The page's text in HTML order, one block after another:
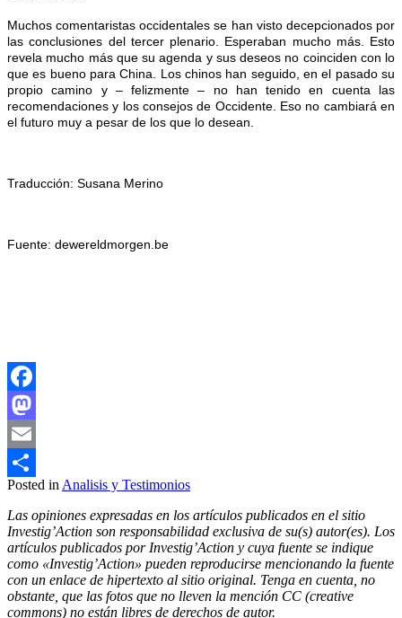
Muchos comentaristas occidentales se han visto decepcionados por
las conclusiones del tercer plenario. Esperaban mucho más. Esto
revela mucho más que su agenda y sus deseos no coinciden con lo
que es bueno para China. Los chinos han seguido, en el pasado su
propio camino y – felizmente – no han tenido en cuenta las
recomendaciones y los consejos de Occidente. Eso no cambiará en
el futuro muy a pesar de los que lo desean.
Traducción: Susana Merino
Fuente: dewereldmorgen.be
Facebook
Mastodon
Email
Compartir
Posted in Analisis y Testimonios
Las opiniones expresadas en los artículos publicados en el sitio
Investig’Action son responsabilidad exclusiva de su(s) autor(es). Los
artículos publicados por Investig’Action y cuya fuente se indique
como «Investig’Action» pueden reproducirse mencionando la fuente
con un enlace de hipertexto al sitio original. Tenga en cuenta, no
obstante, que las fotos que no lleven la mención CC (creative
commons) no están libres de derechos de autor.